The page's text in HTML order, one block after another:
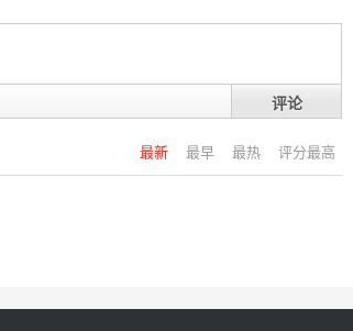
评论
最新 最早 最热 评分最高